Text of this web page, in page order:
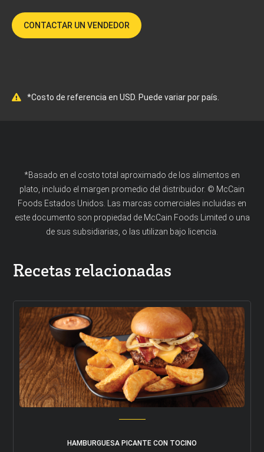
CONTACTAR UN VENDEDOR
*Costo de referencia en USD. Puede variar por país.
*Basado en el costo total aproximado de los alimentos en
plato, incluido el margen promedio del distribuidor. © McCain
Foods Estados Unidos. Las marcas comerciales incluidas en
este documento son propiedad de McCain Foods Limited o una
de sus subsidiarias, o las utilizan bajo licencia.
Recetas relacionadas
HAMBURGUESA PICANTE CON TOCINO